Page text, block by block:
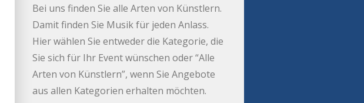
Bei uns finden Sie alle Arten von Künstlern.
Damit finden Sie Musik für jeden Anlass.
Hier wählen Sie entweder die Kategorie, die
Sie sich für Ihr Event wünschen oder “Alle
Arten von Künstlern”, wenn Sie Angebote
aus allen Kategorien erhalten möchten.